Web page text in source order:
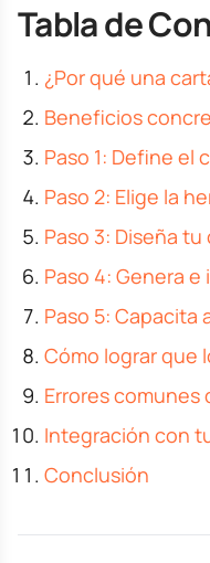
Tabla de
¿Por qué una
Beneficios
Paso 1: Define el
Paso 2: Elige la
Paso 3: Diseña
Paso 4: Genera e
Paso 5: Capacita
Cómo lograr que
Errores
Integración con
Conclusión